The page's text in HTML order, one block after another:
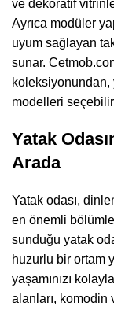
ve dekoratif
Ayrıca modüler
uyum sağlayan
sunar.
koleksiyonundan,
modelleri
Yatak
Arada
Yatak odası,
en önemli
sunduğu yatak
huzurlu bir ortam
yaşamınızı
alanları, komodin